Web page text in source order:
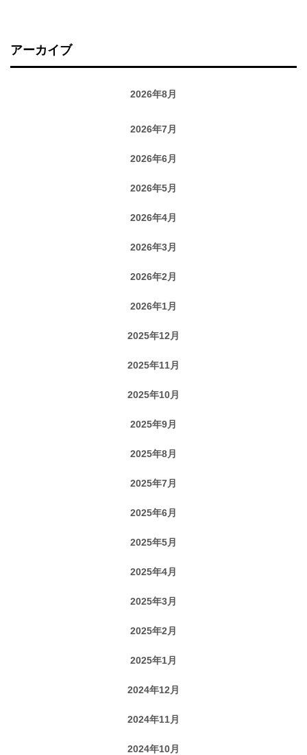
アーカイブ
2026年8月
2026年7月
2026年6月
2026年5月
2026年4月
2026年3月
2026年2月
2026年1月
2025年12月
2025年11月
2025年10月
2025年9月
2025年8月
2025年7月
2025年6月
2025年5月
2025年4月
2025年3月
2025年2月
2025年1月
2024年12月
2024年11月
2024年10月